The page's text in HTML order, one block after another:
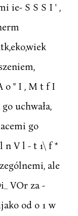
ie- S S S I ' ,
o " I , M t f I
uchwała,
go
n V l - t 1\ f *
ale
VOr za -
od o 1 w